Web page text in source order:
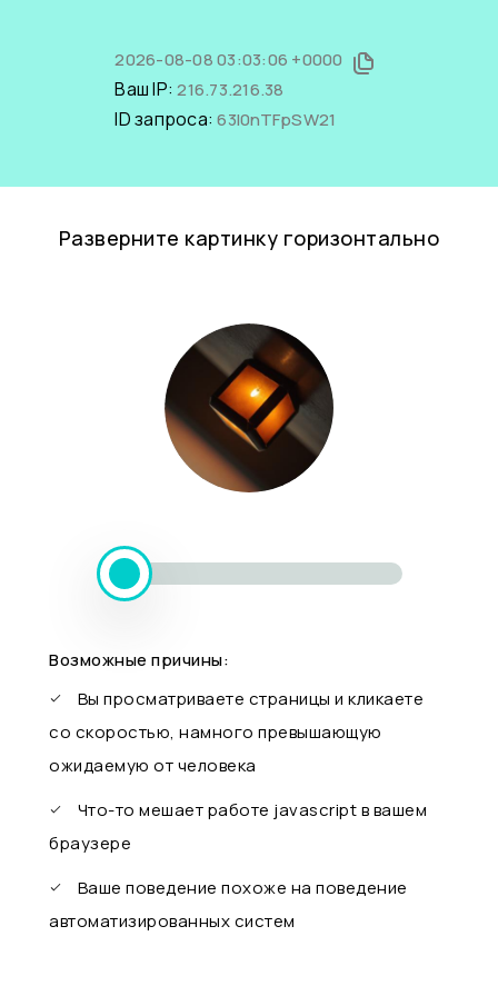
2026-08-08 03:03:06 +0000
Ваш IP:216.73.216.38
ID запроса:63I0nTFpSW21
Разверните картинку горизонтально
Возможные причины:
Вы просматриваете страницы и кликаете
со скоростью, намного превышающую
ожидаемую от человека
Что-то мешает работе javascript в вашем
браузере
Ваше поведение похоже на поведение
автоматизированных систем